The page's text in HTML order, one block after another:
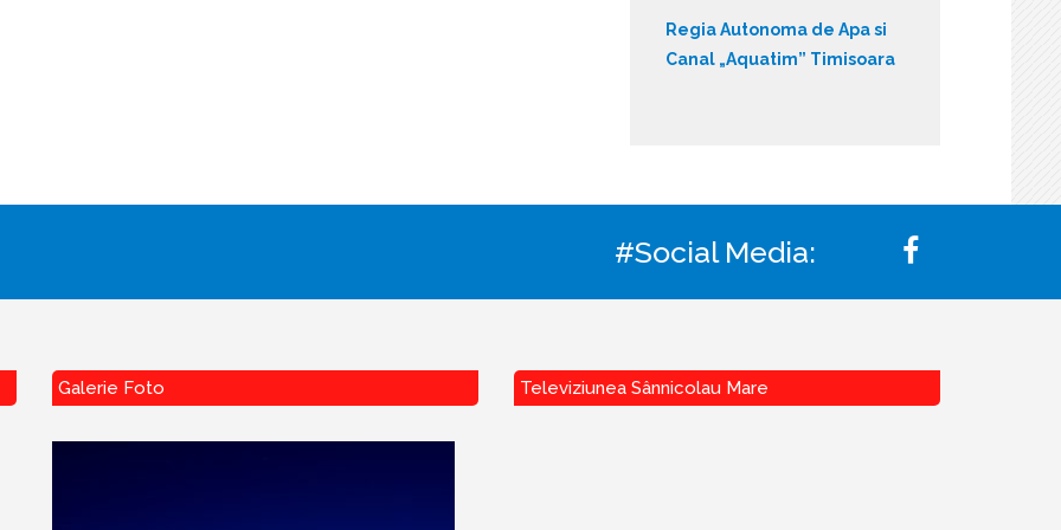
Regia Autonoma de Apa si
Canal „Aquatim” Timisoara
#Social Media:
Galerie Foto Televiziunea Sânnicolau Mare